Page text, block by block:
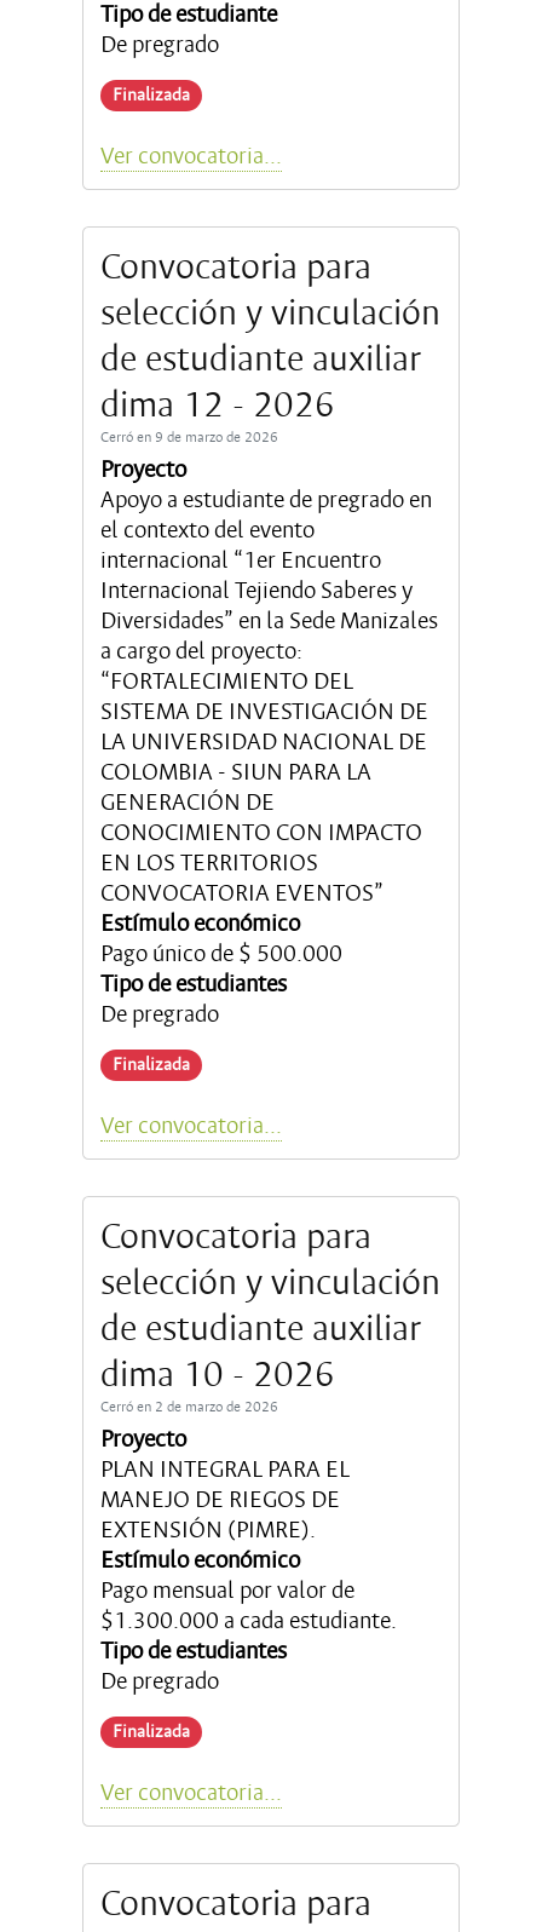
Tipo de estudiante
De pregrado
Finalizada
Ver convocatoria...
Convocatoria para
selección y vinculación
de estudiante auxiliar
dima 12 - 2026
Cerró en 9 de marzo de 2026
Proyecto
Apoyo a estudiante de pregrado en
el contexto del evento
internacional “1er Encuentro
Internacional Tejiendo Saberes y
Diversidades” en la Sede Manizales
a cargo del proyecto:
“FORTALECIMIENTO DEL
SISTEMA DE INVESTIGACIÓN DE
LA UNIVERSIDAD NACIONAL DE
COLOMBIA - SIUN PARA LA
GENERACIÓN DE
CONOCIMIENTO CON IMPACTO
EN LOS TERRITORIOS
CONVOCATORIA EVENTOS”
Estímulo económico
Pago único de $ 500.000
Tipo de estudiantes
De pregrado
Finalizada
Ver convocatoria...
Convocatoria para
selección y vinculación
de estudiante auxiliar
dima 10 - 2026
Cerró en 2 de marzo de 2026
Proyecto
PLAN INTEGRAL PARA EL
MANEJO DE RIEGOS DE
EXTENSIÓN (PIMRE).
Estímulo económico
Pago mensual por valor de
$1.300.000 a cada estudiante.
Tipo de estudiantes
De pregrado
Finalizada
Ver convocatoria...
Convocatoria para